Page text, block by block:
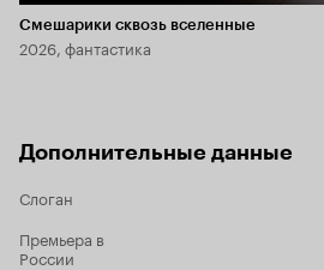
Смешарики сквозь вселенные
2026, фантастика
Дополнительные данные
Слоган
Премьера в
России